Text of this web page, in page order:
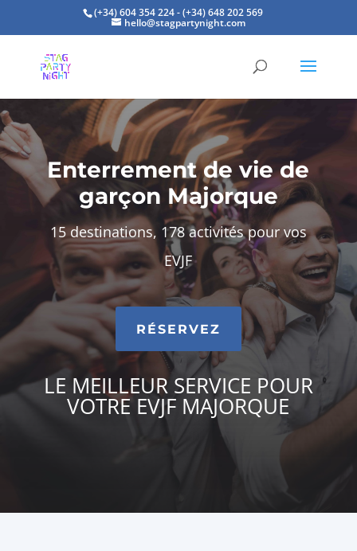
(+34) 604 354 224 - (+34) 648 202 569
hello@stagpartynight.com
Enterrement de vie de
garçon Majorque
15 destinations, 178 activités pour vos
EVJF
RÉSERVEZ
LE MEILLEUR SERVICE POUR
VOTRE EVJF MAJORQUE